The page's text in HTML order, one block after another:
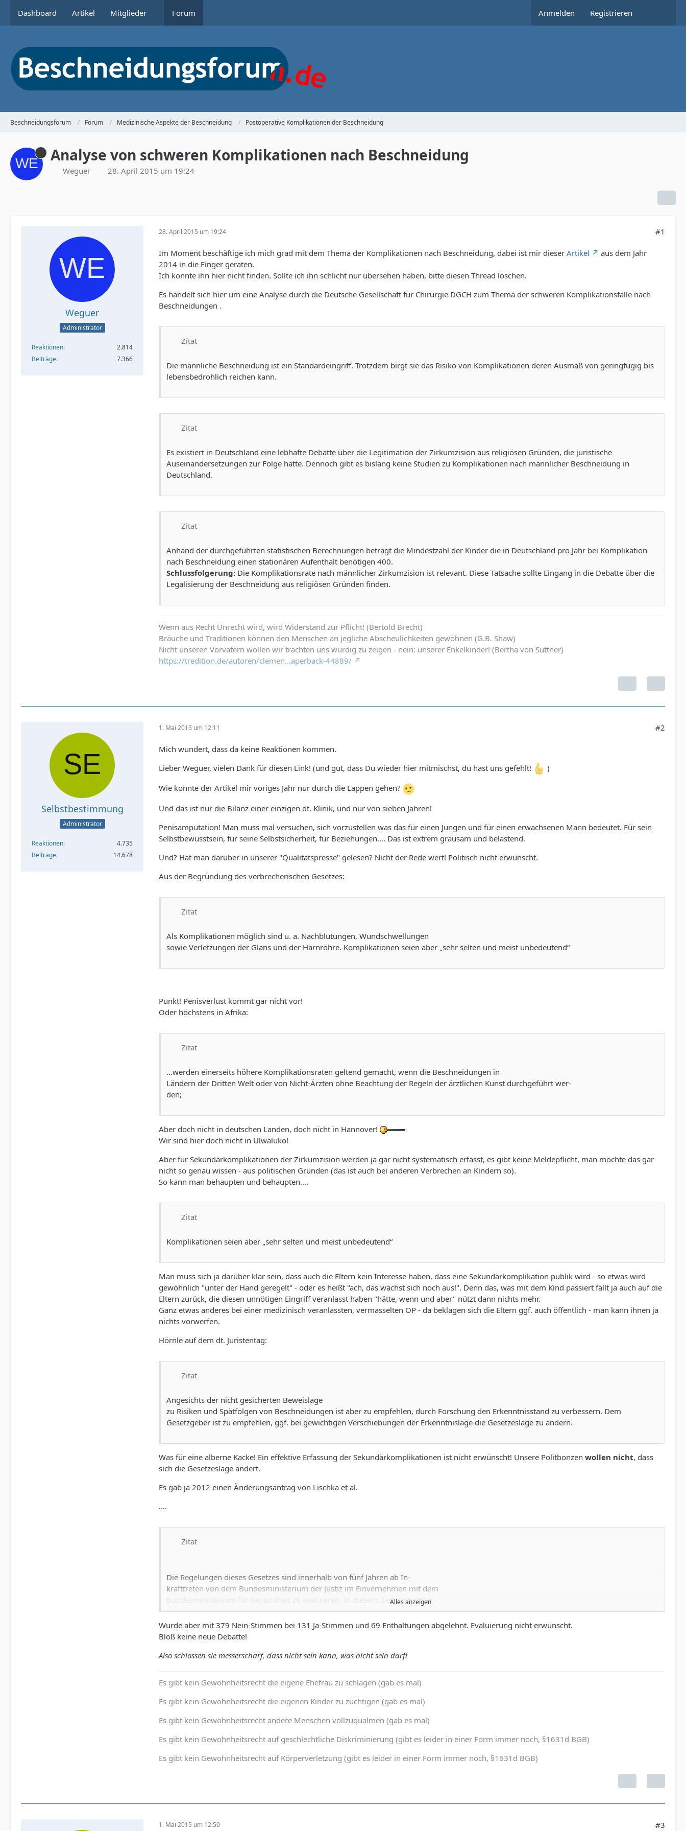
Dashboard Artikel Mitglieder Forum Anmelden Registrieren
Beschneidungsforum Forum Medizinische Aspekte der Beschneidung Postoperative Komplikationen der Beschneidung
Analyse von schweren Komplikationen nach Beschneidung
Weguer 28. April 2015 um 19:24
Weguer
Administrator
Reaktionen
2.814
Beiträge
7.366
28. April 2015 um 19:24 #1
Im Moment beschäftige ich mich grad mit dem Thema der Komplikationen nach Beschneidung, dabei ist mir dieser Artikel
aus dem Jahr
2014 in die Finger geraten.
Ich konnte ihn hier nicht finden. Sollte ich ihn schlicht nur übersehen haben, bitte diesen Thread löschen.
Es handelt sich hier um eine Analyse durch die Deutsche Gesellschaft für Chirurgie DGCH zum Thema der schweren Komplikationsfälle nach
Beschneidungen .
Zitat
Die männliche Beschneidung ist ein Standardeingriff. Trotzdem birgt sie das Risiko von Komplikationen deren Ausmaß von geringfügig bis
lebensbedrohlich reichen kann.
Zitat
Es existiert in Deutschland eine lebhafte Debatte über die Legitimation der Zirkumzision aus religiösen Gründen, die juristische
Auseinandersetzungen zur Folge hatte. Dennoch gibt es bislang keine Studien zu Komplikationen nach männlicher Beschneidung in
Deutschland.
Zitat
Anhand der durchgeführten statistischen Berechnungen beträgt die Mindestzahl der Kinder die in Deutschland pro Jahr bei Komplikation
nach Beschneidung einen stationären Aufenthalt benötigen 400.
Schlussfolgerung: Die Komplikationsrate nach männlicher Zirkumzision ist relevant. Diese Tatsache sollte Eingang in die Debatte über die
Legalisierung der Beschneidung aus religiösen Gründen finden.
Wenn aus Recht Unrecht wird, wird Widerstand zur Pflicht! (Bertold Brecht)
Bräuche und Traditionen können den Menschen an jegliche Abscheulichkeiten gewöhnen (G.B. Shaw)
Nicht unseren Vorvätern wollen wir trachten uns würdig zu zeigen - nein: unserer Enkelkinder! (Bertha von Suttner)
https://tredition.de/autoren/clemen…aperback-44889/
Selbstbestimmung
Administrator
Reaktionen
4.735
Beiträge
14.678
1. Mai 2015 um 12:11 #2
Mich wundert, dass da keine Reaktionen kommen.
Lieber Weguer, vielen Dank für diesen Link! (und gut, dass Du wieder hier mitmischst, du hast uns gefehlt!
)
Wie konnte der Artikel mir voriges Jahr nur durch die Lappen gehen?
Und das ist nur die Bilanz einer einzigen dt. Klinik, und nur von sieben Jahren!
Penisamputation! Man muss mal versuchen, sich vorzustellen was das für einen Jungen und für einen erwachsenen Mann bedeutet. Für sein
Selbstbewusstsein, für seine Selbstsicherheit, für Beziehungen.... Das ist extrem grausam und belastend.
Und? Hat man darüber in unserer "Qualitätspresse" gelesen? Nicht der Rede wert! Politisch nicht erwünscht.
Aus der Begründung des verbrecherischen Gesetzes:
Zitat
Als Komplikationen möglich sind u. a. Nachblutungen, Wundschwellungen
sowie Verletzungen der Glans und der Harnröhre. Komplikationen seien aber „sehr selten und meist unbedeutend“
Punkt! Penisverlust kommt gar nicht vor!
Oder höchstens in Afrika:
Zitat
...werden einerseits höhere Komplikationsraten geltend gemacht, wenn die Beschneidungen in
Ländern der Dritten Welt oder von Nicht-Ärzten ohne Beachtung der Regeln der ärztlichen Kunst durchgeführt wer-
den;
Aber doch nicht in deutschen Landen, doch nicht in Hannover!
Wir sind hier doch nicht in Ulwaluko!
Aber für Sekundärkomplikationen der Zirkumzision werden ja gar nicht systematisch erfasst, es gibt keine Meldepflicht, man möchte das gar
nicht so genau wissen - aus politischen Gründen (das ist auch bei anderen Verbrechen an Kindern so).
So kann man behaupten und behaupten....
Zitat
Komplikationen seien aber „sehr selten und meist unbedeutend“
Man muss sich ja darüber klar sein, dass auch die Eltern kein Interesse haben, dass eine Sekundärkomplikation publik wird - so etwas wird
gewöhnlich "unter der Hand geregelt" - oder es heißt "ach, das wächst sich noch aus!". Denn das, was mit dem Kind passiert fällt ja auch auf die
Eltern zurück, die diesen unnötigen Eingriff veranlasst haben "hätte, wenn und aber" nützt dann nichts mehr.
Ganz etwas anderes bei einer medizinisch veranlassten, vermasselten OP - da beklagen sich die Eltern ggf. auch öffentlich - man kann ihnen ja
nichts vorwerfen.
Hörnle auf dem dt. Juristentag:
Zitat
Angesichts der nicht gesicherten Beweislage
zu Risiken und Spätfolgen von Beschneidungen ist aber zu empfehlen, durch For­schung den Erkenntnisstand zu verbessern. Dem
Gesetzgeber ist zu empfehlen, ggf. bei gewichtigen Verschiebungen der Erkenntnislage die Gesetzeslage zu ändern.
Was für eine alberne Kacke! Ein effektive Erfassung der Sekundärkomplikationen ist nicht erwünscht! Unsere Politbonzen wollen nicht, dass
sich die Gesetzeslage ändert.
Es gab ja 2012 einen Änderungsantrag von Lischka et al.
....
Zitat
Die Regelungen dieses Gesetzes sind innerhalb von fünf Jahren ab In-
krafttreten von dem Bundesministerium der Justiz im Einvernehmen mit dem
Bundesministerium für Gesundheit zu evaluieren. In diesem Zeitraum unter-
zieht das Bundesministerium der Justiz in Abstimmung mit dem Bundes-
ministerium der Gesundheit und unter Hinzuziehung von Experten aus Wis-
senschaft und Praxis die neuen gesetzlichen Regelungen einer eingehenden
unterrichtet den Bundestag bis zum 31. Dezember 2018 über die Ergebnisse
Alles anzeigen
Wurde aber mit 379 Nein-Stimmen bei 131 Ja-Stimmen und 69 Enthaltungen abgelehnt. Evaluierung nicht erwünscht.
Bloß keine neue Debatte!
Also schlossen sie messerscharf, dass nicht sein kann, was nicht sein darf!
Es gibt kein Gewohnheitsrecht die eigene Ehefrau zu schlagen (gab es mal)
Es gibt kein Gewohnheitsrecht die eigenen Kinder zu züchtigen (gab es mal)
Es gibt kein Gewohnheitsrecht andere Menschen vollzuqualmen (gab es mal)
Es gibt kein Gewohnheitsrecht auf geschlechtliche Diskriminierung (gibt es leider in einer Form immer noch, §1631d BGB)
Es gibt kein Gewohnheitsrecht auf Körperverletzung (gibt es leider in einer Form immer noch, §1631d BGB)
1. Mai 2015 um 12:50 #3